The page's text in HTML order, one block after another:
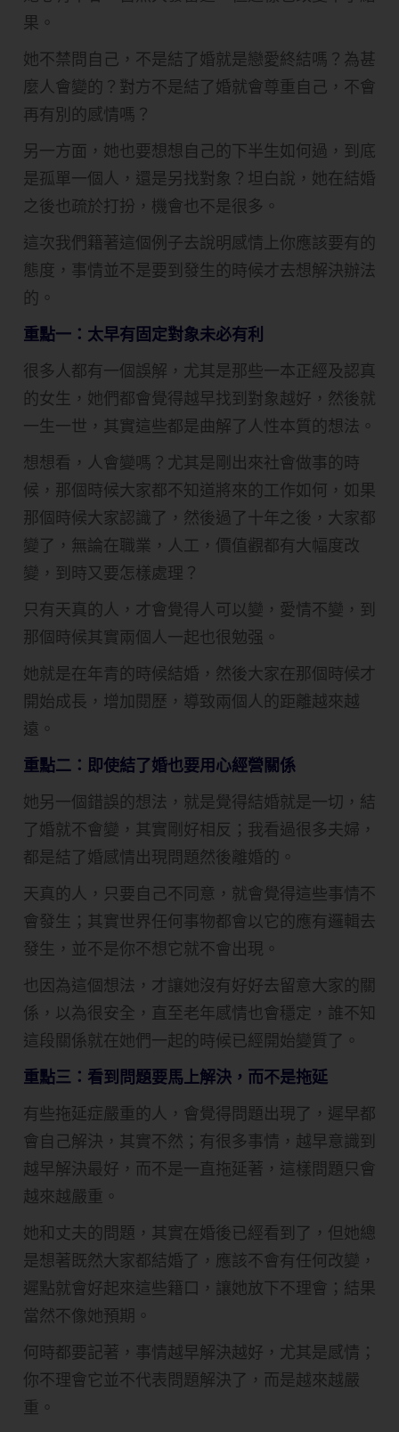
果。
她不禁問自己，不是結了婚就是戀愛終結嗎？為甚
麼人會變的？對方不是結了婚就會尊重自己，不會
再有別的感情嗎？
另一方面，她也要想想自己的下半生如何過，到底
是孤單一個人，還是另找對象？坦白說，她在結婚
之後也疏於打扮，機會也不是很多。
這次我們籍著這個例子去說明感情上你應該要有的
態度，事情並不是要到發生的時候才去想解決辦法
的。
重點一：太早有固定對象未必有利
很多人都有一個誤解，尤其是那些一本正經及認真
的女生，她們都會覺得越早找到對象越好，然後就
一生一世，其實這些都是曲解了人性本質的想法。
想想看，人會變嗎？尤其是剛出來社會做事的時
候，那個時候大家都不知道將來的工作如何，如果
那個時候大家認識了，然後過了十年之後，大家都
變了，無論在職業，人工，價值觀都有大幅度改
變，到時又要怎樣處理？
只有天真的人，才會覺得人可以變，愛情不變，到
那個時候其實兩個人一起也很勉强。
她就是在年青的時候結婚，然後大家在那個時候才
開始成長，增加閱歷，導致兩個人的距離越來越
遠。
重點二：即使結了婚也要用心經營關係
她另一個錯誤的想法，就是覺得結婚就是一切，結
了婚就不會變，其實剛好相反；我看過很多夫婦，
都是結了婚感情出現問題然後離婚的。
天真的人，只要自己不同意，就會覺得這些事情不
會發生；其實世界任何事物都會以它的應有邏輯去
發生，並不是你不想它就不會出現。
也因為這個想法，才讓她沒有好好去留意大家的關
係，以為很安全，直至老年感情也會穩定，誰不知
這段關係就在她們一起的時候已經開始變質了。
重點三：看到問題要馬上解決，而不是拖延
有些拖延症嚴重的人，會覺得問題出現了，遲早都
會自己解決，其實不然；有很多事情，越早意識到
越早解決最好，而不是一直拖延著，這樣問題只會
越來越嚴重。
她和丈夫的問題，其實在婚後已經看到了，但她總
是想著既然大家都結婚了，應該不會有任何改變，
遲點就會好起來這些籍口，讓她放下不理會；結果
當然不像她預期。
何時都要記著，事情越早解決越好，尤其是感情；
你不理會它並不代表問題解決了，而是越來越嚴
重。